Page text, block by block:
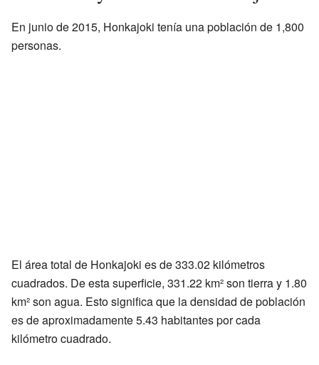
En junio de 2015, Honkajoki tenía una población de 1,800
personas.
El área total de Honkajoki es de 333.02 kilómetros
cuadrados. De esta superficie, 331.22 km² son tierra y 1.80
km² son agua. Esto significa que la densidad de población
es de aproximadamente 5.43 habitantes por cada
kilómetro cuadrado.